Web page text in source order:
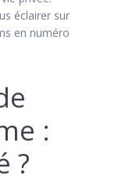
éclairer sur
en numéro
:
?